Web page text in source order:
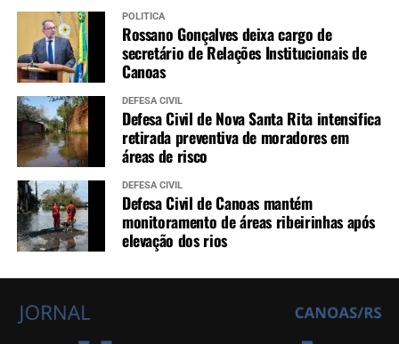
POLÍTICA
Rossano Gonçalves deixa cargo de
secretário de Relações Institucionais de
Canoas
DEFESA CIVIL
Defesa Civil de Nova Santa Rita intensifica
retirada preventiva de moradores em
áreas de risco
DEFESA CIVIL
Defesa Civil de Canoas mantém
monitoramento de áreas ribeirinhas após
elevação dos rios